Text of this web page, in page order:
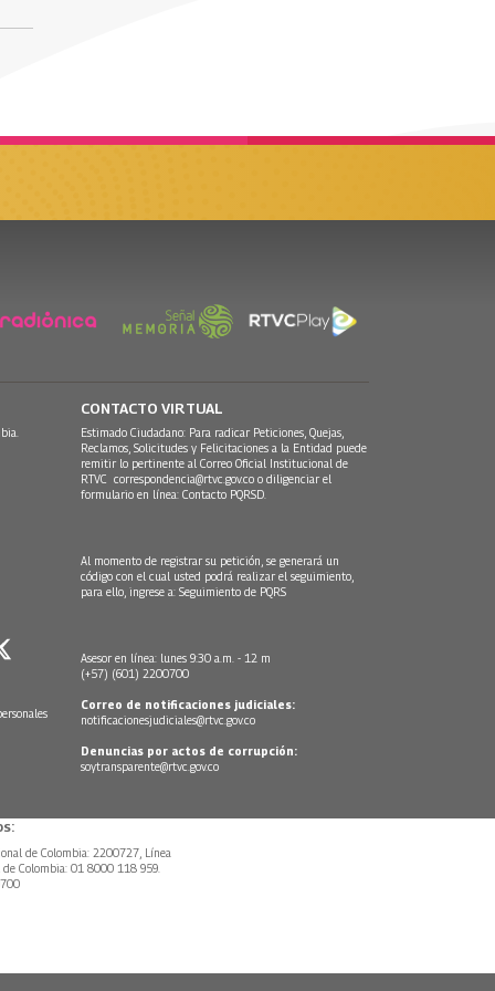
CONTACTO VIRTUAL
Estimado Ciudadano: Para radicar Peticiones, Quejas,
Reclamos, Solicitudes y Felicitaciones a la Entidad puede
remitir lo pertinente al Correo Oficial Institucional de
RTVC correspondencia@rtvc.gov.co o diligenciar el
formulario en línea: Contacto PQRSD.
Al momento de registrar su petición, se generará un
código con el cual usted podrá realizar el seguimiento,
para ello, ingrese a: Seguimiento de PQRS
Asesor en línea: lunes 9:30 a.m. - 12 m
(+57) (601) 2200700
Correo de notificaciones judiciales:
notificacionesjudiciales@rtvc.gov.co
Denuncias por actos de corrupción:
soytransparente@rtvc.gov.co
de Colombia: 2200727, Línea
Colombia: 01 8000 118 959.